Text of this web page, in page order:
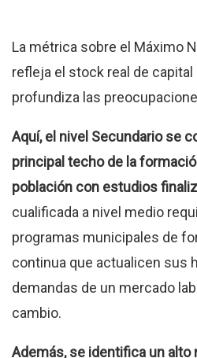
La métrica sobre el Máximo
refleja el stock real de capital
profundiza las
Aquí, el nivel Secundario se
principal techo de la
población con estudios
cualificada a nivel medio
programas municipales de
continua que actualicen sus
demandas de un mercado
cambio.
Además, se identifica un alto